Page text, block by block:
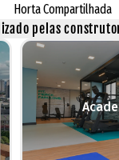
Horta Compartilhada
pelas